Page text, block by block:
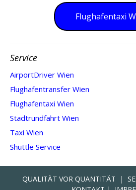
Flughafentaxi
Service
AirportDriver Wien
Flughafentransfer Wien
Flughafentaxi Wien
Stadtrundfahrt Wien
Taxi Wien
Shuttle Service
QUALITÄT VOR QUANTITÄT |